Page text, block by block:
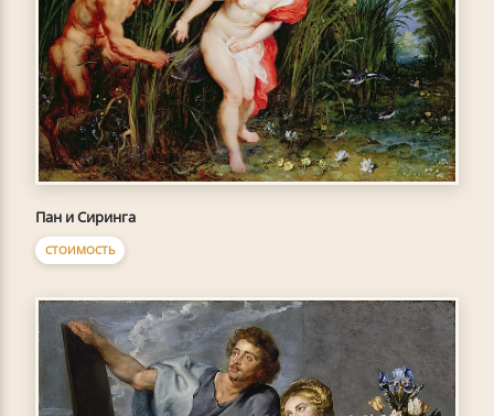
Пан и Сиринга
СТОИМОСТЬ